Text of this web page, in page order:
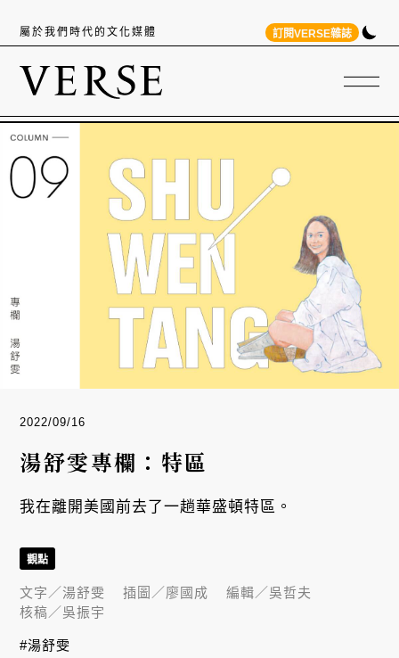
屬於我們時代的文化媒體 訂閱VERSE雜誌
2022/09/16
湯舒雯專欄：特區
我在離開美國前去了一趟華盛頓特區。
觀點
文字／湯舒雯 插圖／廖國成 編輯／吳哲夫
核稿／吳振宇
#湯舒雯